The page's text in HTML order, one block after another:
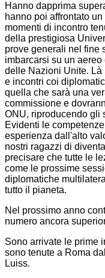
Hanno dapprima
hanno poi affrontato
momenti di incontro
della prestigiosa
prove generali nel fine
imbarcarsi su un
delle Nazioni Unite.
e incontri coi
quella che sarà una
commissione e
ONU, riproducendo gli
Evidenti le
esperienza dall'alto
nostri ragazzi di
precisare che tutte le
come le prossime
diplomatiche
tutto il pianeta.
Nel prossimo anno
numero ancora
Sono arrivate le prime
sono tenute a Roma
Luiss.